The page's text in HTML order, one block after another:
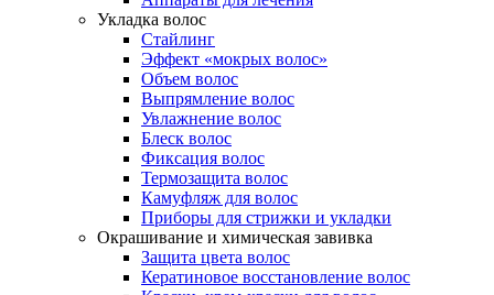
Укладка волос
Стайлинг
Эффект «мокрых волос»
Объем волос
Выпрямление волос
Увлажнение волос
Блеск волос
Фиксация волос
Термозащита волос
Камуфляж для волос
Приборы для стрижки и укладки
Окрашивание и химическая завивка
Защита цвета волос
Кератиновое восстановление волос